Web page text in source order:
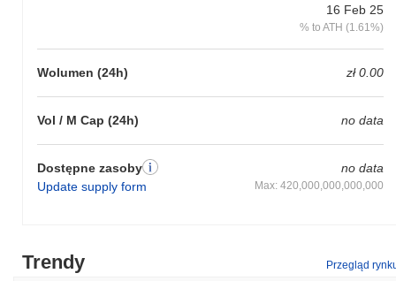
16 Feb 25
% to ATH (1.61%)
Wolumen (24h) zł 0.00
Vol / M Cap (24h) no data
Dostępne zasoby
Update supply form
no data
Max: 420,000,000,000,000
Trendy Przegląd